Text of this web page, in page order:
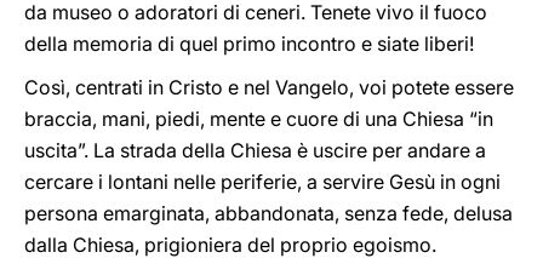
da museo o adoratori di ceneri. Tenete vivo il fuoco
della memoria di quel primo incontro e siate liberi!
Così, centrati in Cristo e nel Vangelo, voi potete essere
braccia, mani, piedi, mente e cuore di una Chiesa “in
uscita”. La strada della Chiesa è uscire per andare a
cercare i lontani nelle periferie, a servire Gesù in ogni
persona emarginata, abbandonata, senza fede, delusa
dalla Chiesa, prigioniera del proprio egoismo.